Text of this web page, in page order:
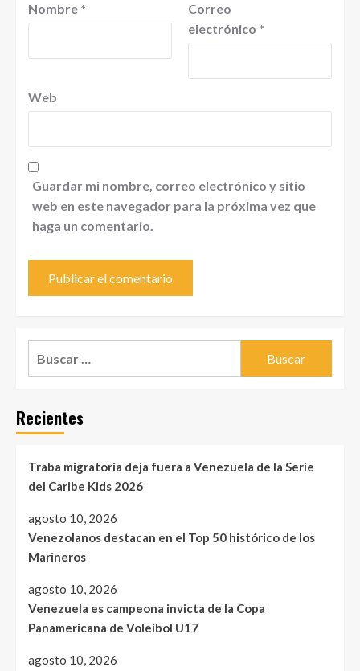
Nombre *
Correo
electrónico *
Web
Guardar mi nombre, correo electrónico y sitio
web en este navegador para la próxima vez que
haga un comentario.
Recientes
Traba migratoria deja fuera a Venezuela de la Serie
del Caribe Kids 2026
agosto 10, 2026
Venezolanos destacan en el Top 50 histórico de los
Marineros
agosto 10, 2026
Venezuela es campeona invicta de la Copa
Panamericana de Voleibol U17
agosto 10, 2026